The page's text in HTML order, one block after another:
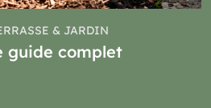
& JARDIN
guide complet